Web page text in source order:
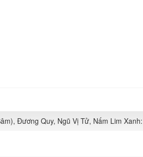
Đương Quy, Ngũ Vị Tử, Nấm Lim Xanh: